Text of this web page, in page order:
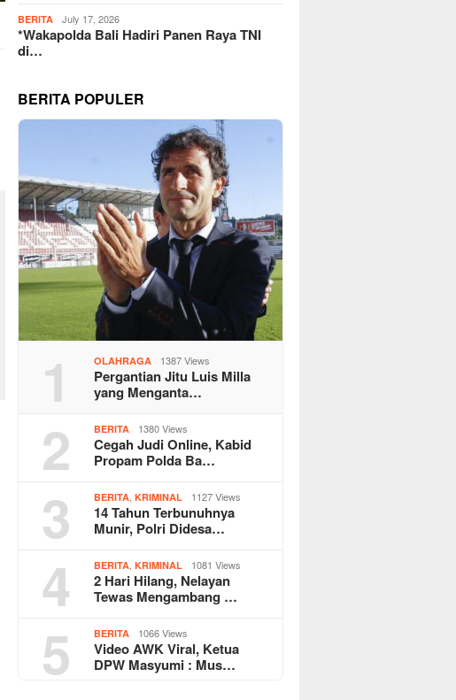
BERITA July 17, 2026
*Wakapolda Bali Hadiri Panen Raya TNI
di…
BERITA POPULER
1 OLAHRAGA 1387 Views
Pergantian Jitu Luis Milla
yang Menganta…
2 BERITA 1380 Views
Cegah Judi Online, Kabid
Propam Polda Ba…
3 BERITA ,KRIMINAL 1127 Views
14 Tahun Terbunuhnya
Munir, Polri Didesa…
4 BERITA ,KRIMINAL 1081 Views
2 Hari Hilang, Nelayan
Tewas Mengambang …
5 BERITA 1066 Views
Video AWK Viral, Ketua
DPW Masyumi : Mus…